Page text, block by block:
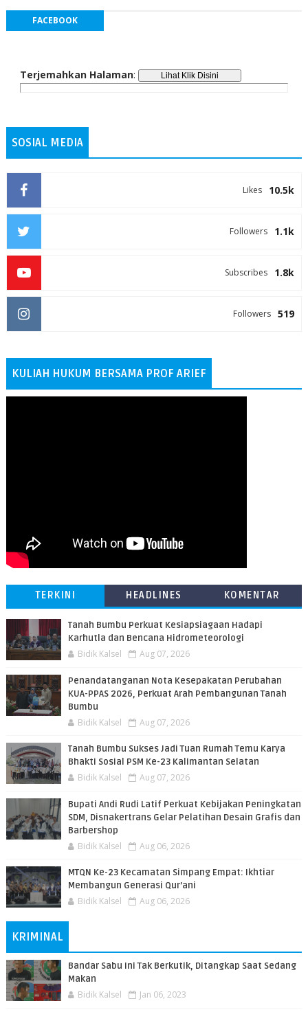
FACEBOOK
Terjemahkan Halaman:
SOSIAL MEDIA
10.5k
Likes
1.1k
Followers
1.8k
Subscribes
519
Followers
KULIAH HUKUM BERSAMA PROF ARIEF
TERKINI HEADLINES KOMENTAR
Tanah Bumbu Perkuat Kesiapsiagaan Hadapi
Karhutla dan Bencana Hidrometeorologi
Bidik Kalsel Aug 07, 2026
Penandatanganan Nota Kesepakatan Perubahan
KUA-PPAS 2026, Perkuat Arah Pembangunan Tanah
Bumbu
Bidik Kalsel Aug 07, 2026
Tanah Bumbu Sukses Jadi Tuan Rumah Temu Karya
Bhakti Sosial PSM Ke-23 Kalimantan Selatan
Bidik Kalsel Aug 07, 2026
Bupati Andi Rudi Latif Perkuat Kebijakan Peningkatan
SDM, Disnakertrans Gelar Pelatihan Desain Grafis dan
Barbershop
Bidik Kalsel Aug 06, 2026
MTQN Ke-23 Kecamatan Simpang Empat: Ikhtiar
Membangun Generasi Qur’ani
Bidik Kalsel Aug 06, 2026
KRIMINAL
Bandar Sabu Ini Tak Berkutik, Ditangkap Saat Sedang
Makan
Bidik Kalsel Jan 06, 2023